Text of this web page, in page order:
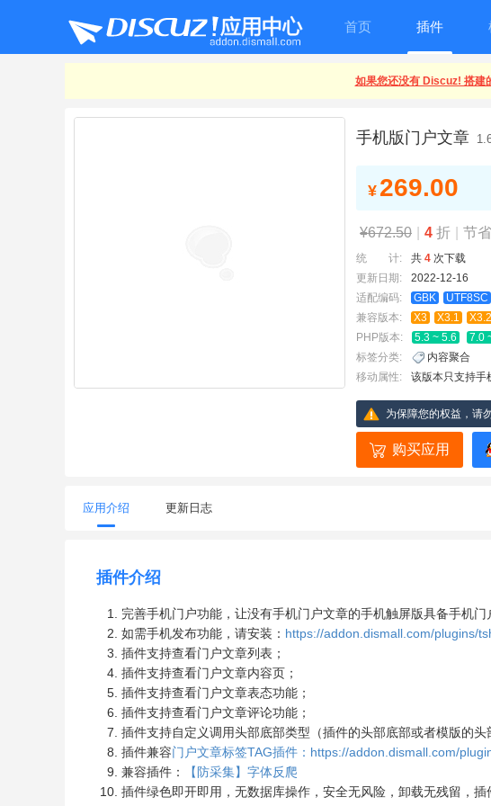
首页 插件
如果您还没有 Discuz! 搭建
手机版门户文章
¥ 269.00
¥672.50 4 折 节省
统 计: 共 4 次下载
更新日期:
2022-12-16
适配编码:
GBK UTF8SC
兼容版本:
X3 X3.1 X3.2
PHP版本:
5.3 ~ 5.6 7.0
标签分类:
内容聚合
移动属性:
该版本只支持手
为保障您的权益，请
购买应用
应用介绍 更新日志
插件介绍
完善手机门户功能，让没有手机门户文章的手机触屏版具备手机门
如需手机发布功能，请安装： https://addon.dismall.com/plugins/
插件支持查看门户文章列表；
插件支持查看门户文章内容页；
插件支持查看门户文章表态功能；
插件支持查看门户文章评论功能；
插件支持自定义调用头部底部类型（插件的头部底部或者模版的
插件兼容门户文章标签TAG插件：https://addon.dismall.com/
兼容插件：
【防采集】字体反爬
插件绿色即开即用，无数据库操作，安全无风险，卸载无残留，插